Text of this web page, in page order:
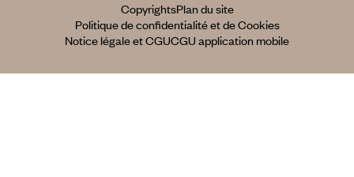
CopyrightsPlan du site
Politique de confidentialité et de Cookies
Notice légale et CGUCGU application mobile